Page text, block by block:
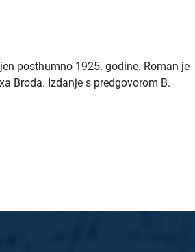
posthumno 1925. godine. Roman je
Broda. Izdanje s predgovorom B.